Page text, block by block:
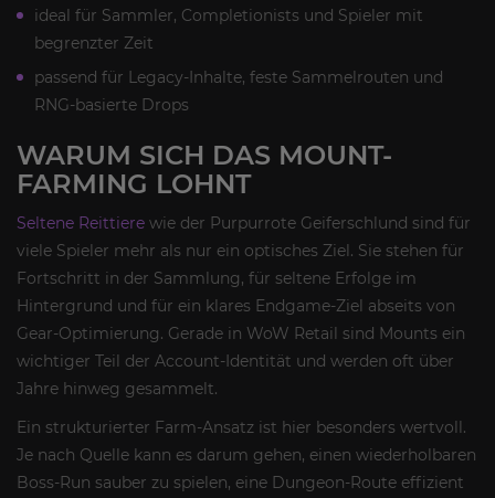
ideal für Sammler, Completionists und Spieler mit
begrenzter Zeit
passend für Legacy-Inhalte, feste Sammelrouten und
RNG-basierte Drops
WARUM SICH DAS MOUNT-
FARMING LOHNT
Seltene Reittiere wie der Purpurrote Geiferschlund sind für
viele Spieler mehr als nur ein optisches Ziel. Sie stehen für
Fortschritt in der Sammlung, für seltene Erfolge im
Hintergrund und für ein klares Endgame-Ziel abseits von
Gear-Optimierung. Gerade in WoW Retail sind Mounts ein
wichtiger Teil der Account-Identität und werden oft über
Jahre hinweg gesammelt.
Ein strukturierter Farm-Ansatz ist hier besonders wertvoll.
Je nach Quelle kann es darum gehen, einen wiederholbaren
Boss-Run sauber zu spielen, eine Dungeon-Route effizient